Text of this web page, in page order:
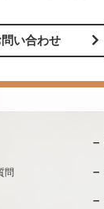
問い合わせ
問